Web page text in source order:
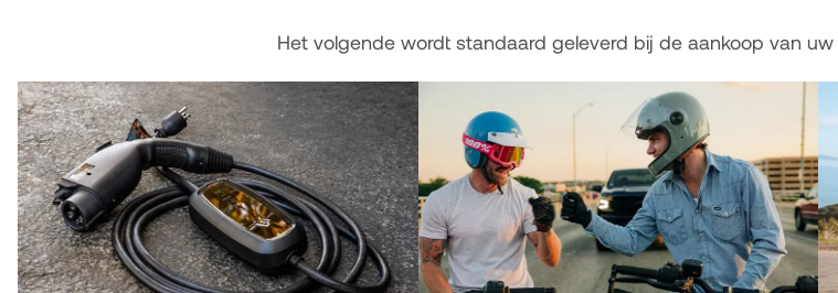
Het volgende wordt standaard geleverd bij de aankoop van uw